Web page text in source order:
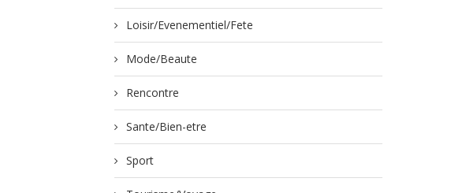
Loisir/Evenementiel/Fete
Mode/Beaute
Rencontre
Sante/Bien-etre
Sport